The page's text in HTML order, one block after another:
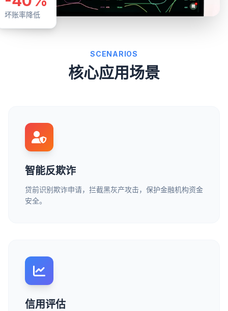
坏账率降低
SCENARIOS
核心应用场景
智能反欺诈
贷前识别欺诈申请，拦截黑灰产攻击，保护金融机构资金
安全。
信用评估